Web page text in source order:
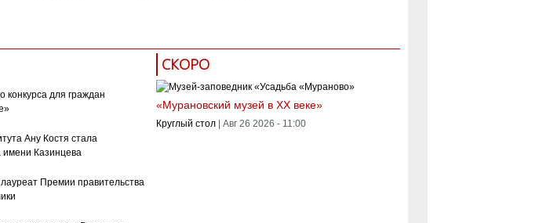
конкурса для граждан
Ану Костя стала
имени Казинцева
Премии правительства
СКОРО
«Мурановский музей в XX веке»
Круглый стол Авг 26 2026 - 11:00